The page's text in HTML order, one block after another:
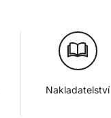
Nakladatelství